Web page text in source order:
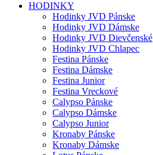
HODINKY
Hodinky JVD Pánske
Hodinky JVD Dámske
Hodinky JVD Dievčenské
Hodinky JVD Chlapec
Festina Pánske
Festina Dámske
Festina Junior
Festina Vreckové
Calypso Pánske
Calypso Dámske
Calypso Junior
Kronaby Pánske
Kronaby Dámske